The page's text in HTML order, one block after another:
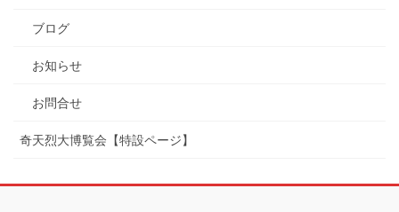
ブログ
お知らせ
お問合せ
奇天烈大博覧会【特設ページ】